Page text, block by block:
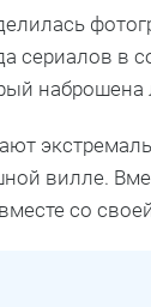
сериалов в
наброшена
вилле.
со